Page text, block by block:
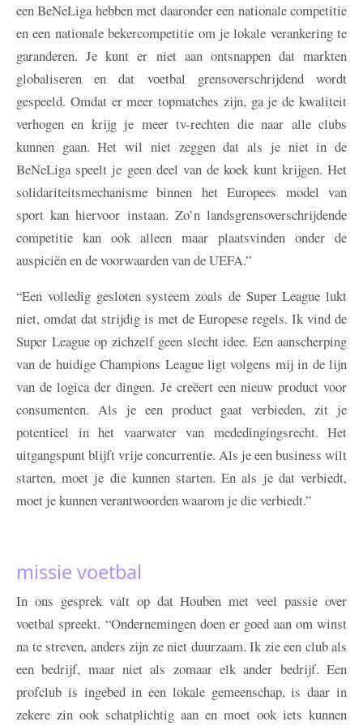
een BeNeLiga hebben met daaronder een nationale competitie
en een nationale bekercompetitie om je lokale verankering te
garanderen. Je kunt er niet aan ontsnappen dat markten
globaliseren en dat voetbal grensoverschrijdend wordt
gespeeld. Omdat er meer topmatches zijn, ga je de kwaliteit
verhogen en krijg je meer tv-rechten die naar alle clubs
kunnen gaan. Het wil niet zeggen dat als je niet in de
BeNeLiga speelt je geen deel van de koek kunt krijgen. Het
solidariteitsmechanisme binnen het Europees model van
sport kan hiervoor instaan. Zo’n landsgrensoverschrijdende
competitie kan ook alleen maar plaatsvinden onder de
auspiciën en de voorwaarden van de UEFA.”
“Een volledig gesloten systeem zoals de Super League lukt
niet, omdat dat strijdig is met de Europese regels. Ik vind de
Super League op zichzelf geen slecht idee. Een aanscherping
van de huidige Champions League ligt volgens mij in de lijn
van de logica der dingen. Je creëert een nieuw product voor
consumenten. Als je een product gaat verbieden, zit je
potentieel in het vaarwater van mededingingsrecht. Het
uitgangspunt blijft vrije concurrentie. Als je een business wilt
starten, moet je die kunnen starten. En als je dat verbiedt,
moet je kunnen verantwoorden waarom je die verbiedt.”
missie voetbal
In ons gesprek valt op dat Houben met veel passie over
voetbal spreekt. “Ondernemingen doen er goed aan om winst
na te streven, anders zijn ze niet duurzaam. Ik zie een club als
een bedrijf, maar niet als zomaar elk ander bedrijf. Een
profclub is ingebed in een lokale gemeenschap, is daar in
zekere zin ook schatplichtig aan en moet ook iets kunnen